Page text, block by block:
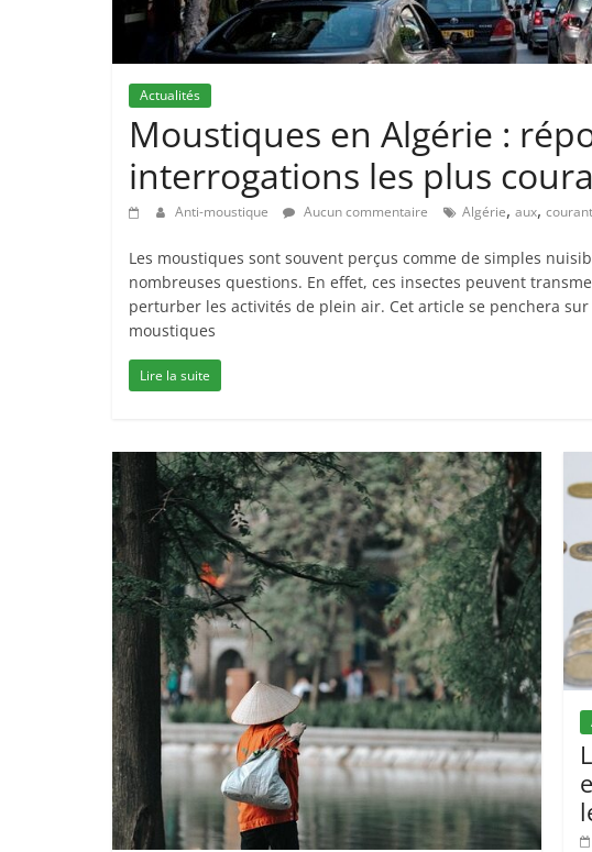
Actualités
Moustiques en Algérie :
interrogations les plus
Anti-moustique Aucun commentaire Algérie, aux,
Les moustiques sont souvent perçus comme de simples
nombreuses questions. En effet, ces insectes peuvent
perturber les activités de plein air. Cet article se penchera
moustiques
Lire la suite